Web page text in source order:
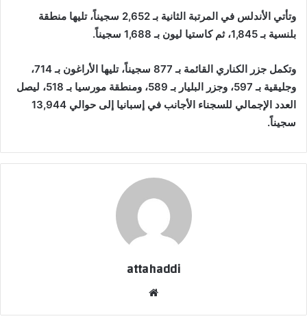
وتأتي الأندلس في المرتبة الثانية بـ 2,652 سجيناً، تليها منطقة
بلنسية بـ 1,845، ثم كاستيا ليون بـ 1,688 سجيناً.
وتكمل جزر الكناري القائمة بـ 877 سجيناً، تليها الأراغون بـ 714،
وجليقية بـ 597، وجزر البليار بـ 589، ومنطقة مورسيا بـ 518، ليصل
العدد الإجمالي للسجناء الأجانب في إسبانيا إلى حوالي 13,944
سجيناً.
attahaddi